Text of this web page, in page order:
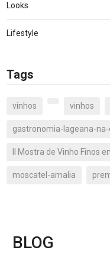
Looks
Lifestyle
Tags
vinhos vinhos
gastronomia-lageana-
II Mostra de Vinho Finos
moscatel-amalia
BLOG